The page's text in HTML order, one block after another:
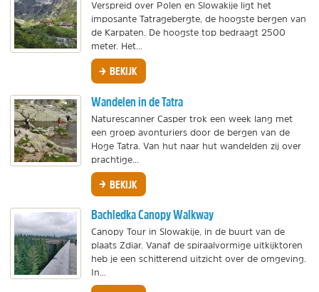
Verspreid over Polen en Slowakije ligt het
imposante Tatragebergte, de hoogste bergen van
de Karpaten. De hoogste top bedraagt 2500
meter. Het...
BEKIJK
Wandelen in de Tatra
Naturescanner Casper trok een week lang met
een groep avonturiers door de bergen van de
Hoge Tatra. Van hut naar hut wandelden zij over
prachtige...
BEKIJK
Bachledka Canopy Walkway
Canopy Tour in Slowakije, in de buurt van de
plaats Zdiar. Vanaf de spiraalvormige uitkijktoren
heb je een schitterend uitzicht over de omgeving.
In...